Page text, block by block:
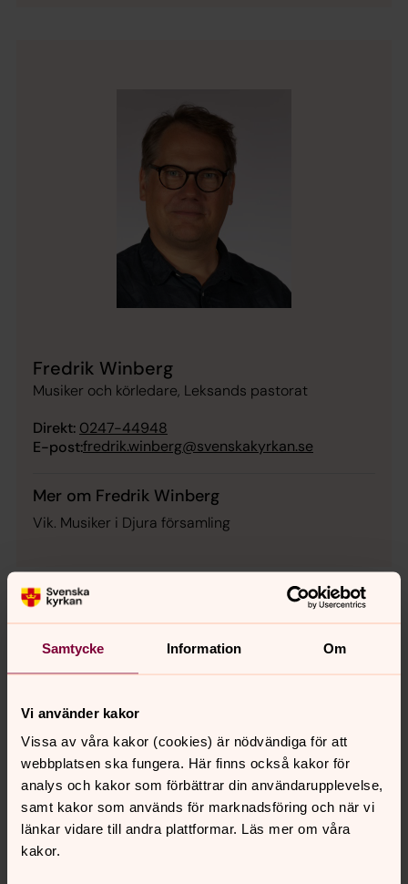
Samtycke Information Om
Vi använder kakor
Vissa av våra kakor (cookies) är nödvändiga för att
webbplatsen ska fungera. Här finns också kakor för
analys och kakor som förbättrar din användarupplevelse,
samt kakor som används för marknadsföring och när vi
länkar vidare till andra plattformar. Läs mer om våra
kakor.
Fredrik Winberg
Musiker och körledare, Leksands pastorat
Direkt: 0247-44948
E-post:fredrik.winberg@svenskakyrkan.se
Mer om Fredrik Winberg
Vik. Musiker i Djura församling